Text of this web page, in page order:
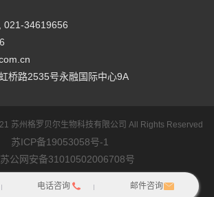
021-34619656
桥路2535号永融国际中心9A
苏州格罗贝尔生物科技有限公司 All Rights Reserved
苏ICP备19053058号-1
苏公网安备31010502006708号
电话咨询 邮件咨询